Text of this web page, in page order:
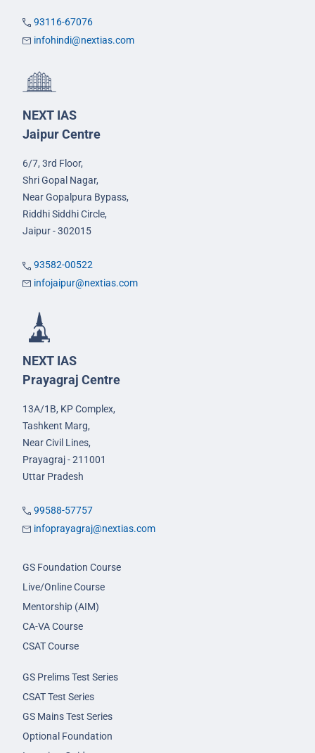
93116-67076
infohindi@nextias.com
NEXT IAS
Jaipur Centre
6/7, 3rd Floor,
Shri Gopal Nagar,
Near Gopalpura Bypass,
Riddhi Siddhi Circle,
Jaipur - 302015
93582-00522
infojaipur@nextias.com
NEXT IAS
Prayagraj Centre
13A/1B, KP Complex,
Tashkent Marg,
Near Civil Lines,
Prayagraj - 211001
Uttar Pradesh
99588-57757
infoprayagraj@nextias.com
GS Foundation Course
Live/Online Course
Mentorship (AIM)
CA-VA Course
CSAT Course
GS Prelims Test Series
CSAT Test Series
GS Mains Test Series
Optional Foundation